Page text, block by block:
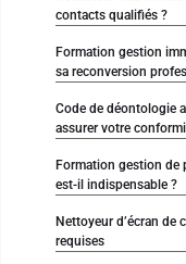
contacts qualifiés ?
Formation gestion
sa reconversion
Code de déontologie
assurer votre
Formation gestion de
est-il indispensable ?
Nettoyeur d’écran de
requises